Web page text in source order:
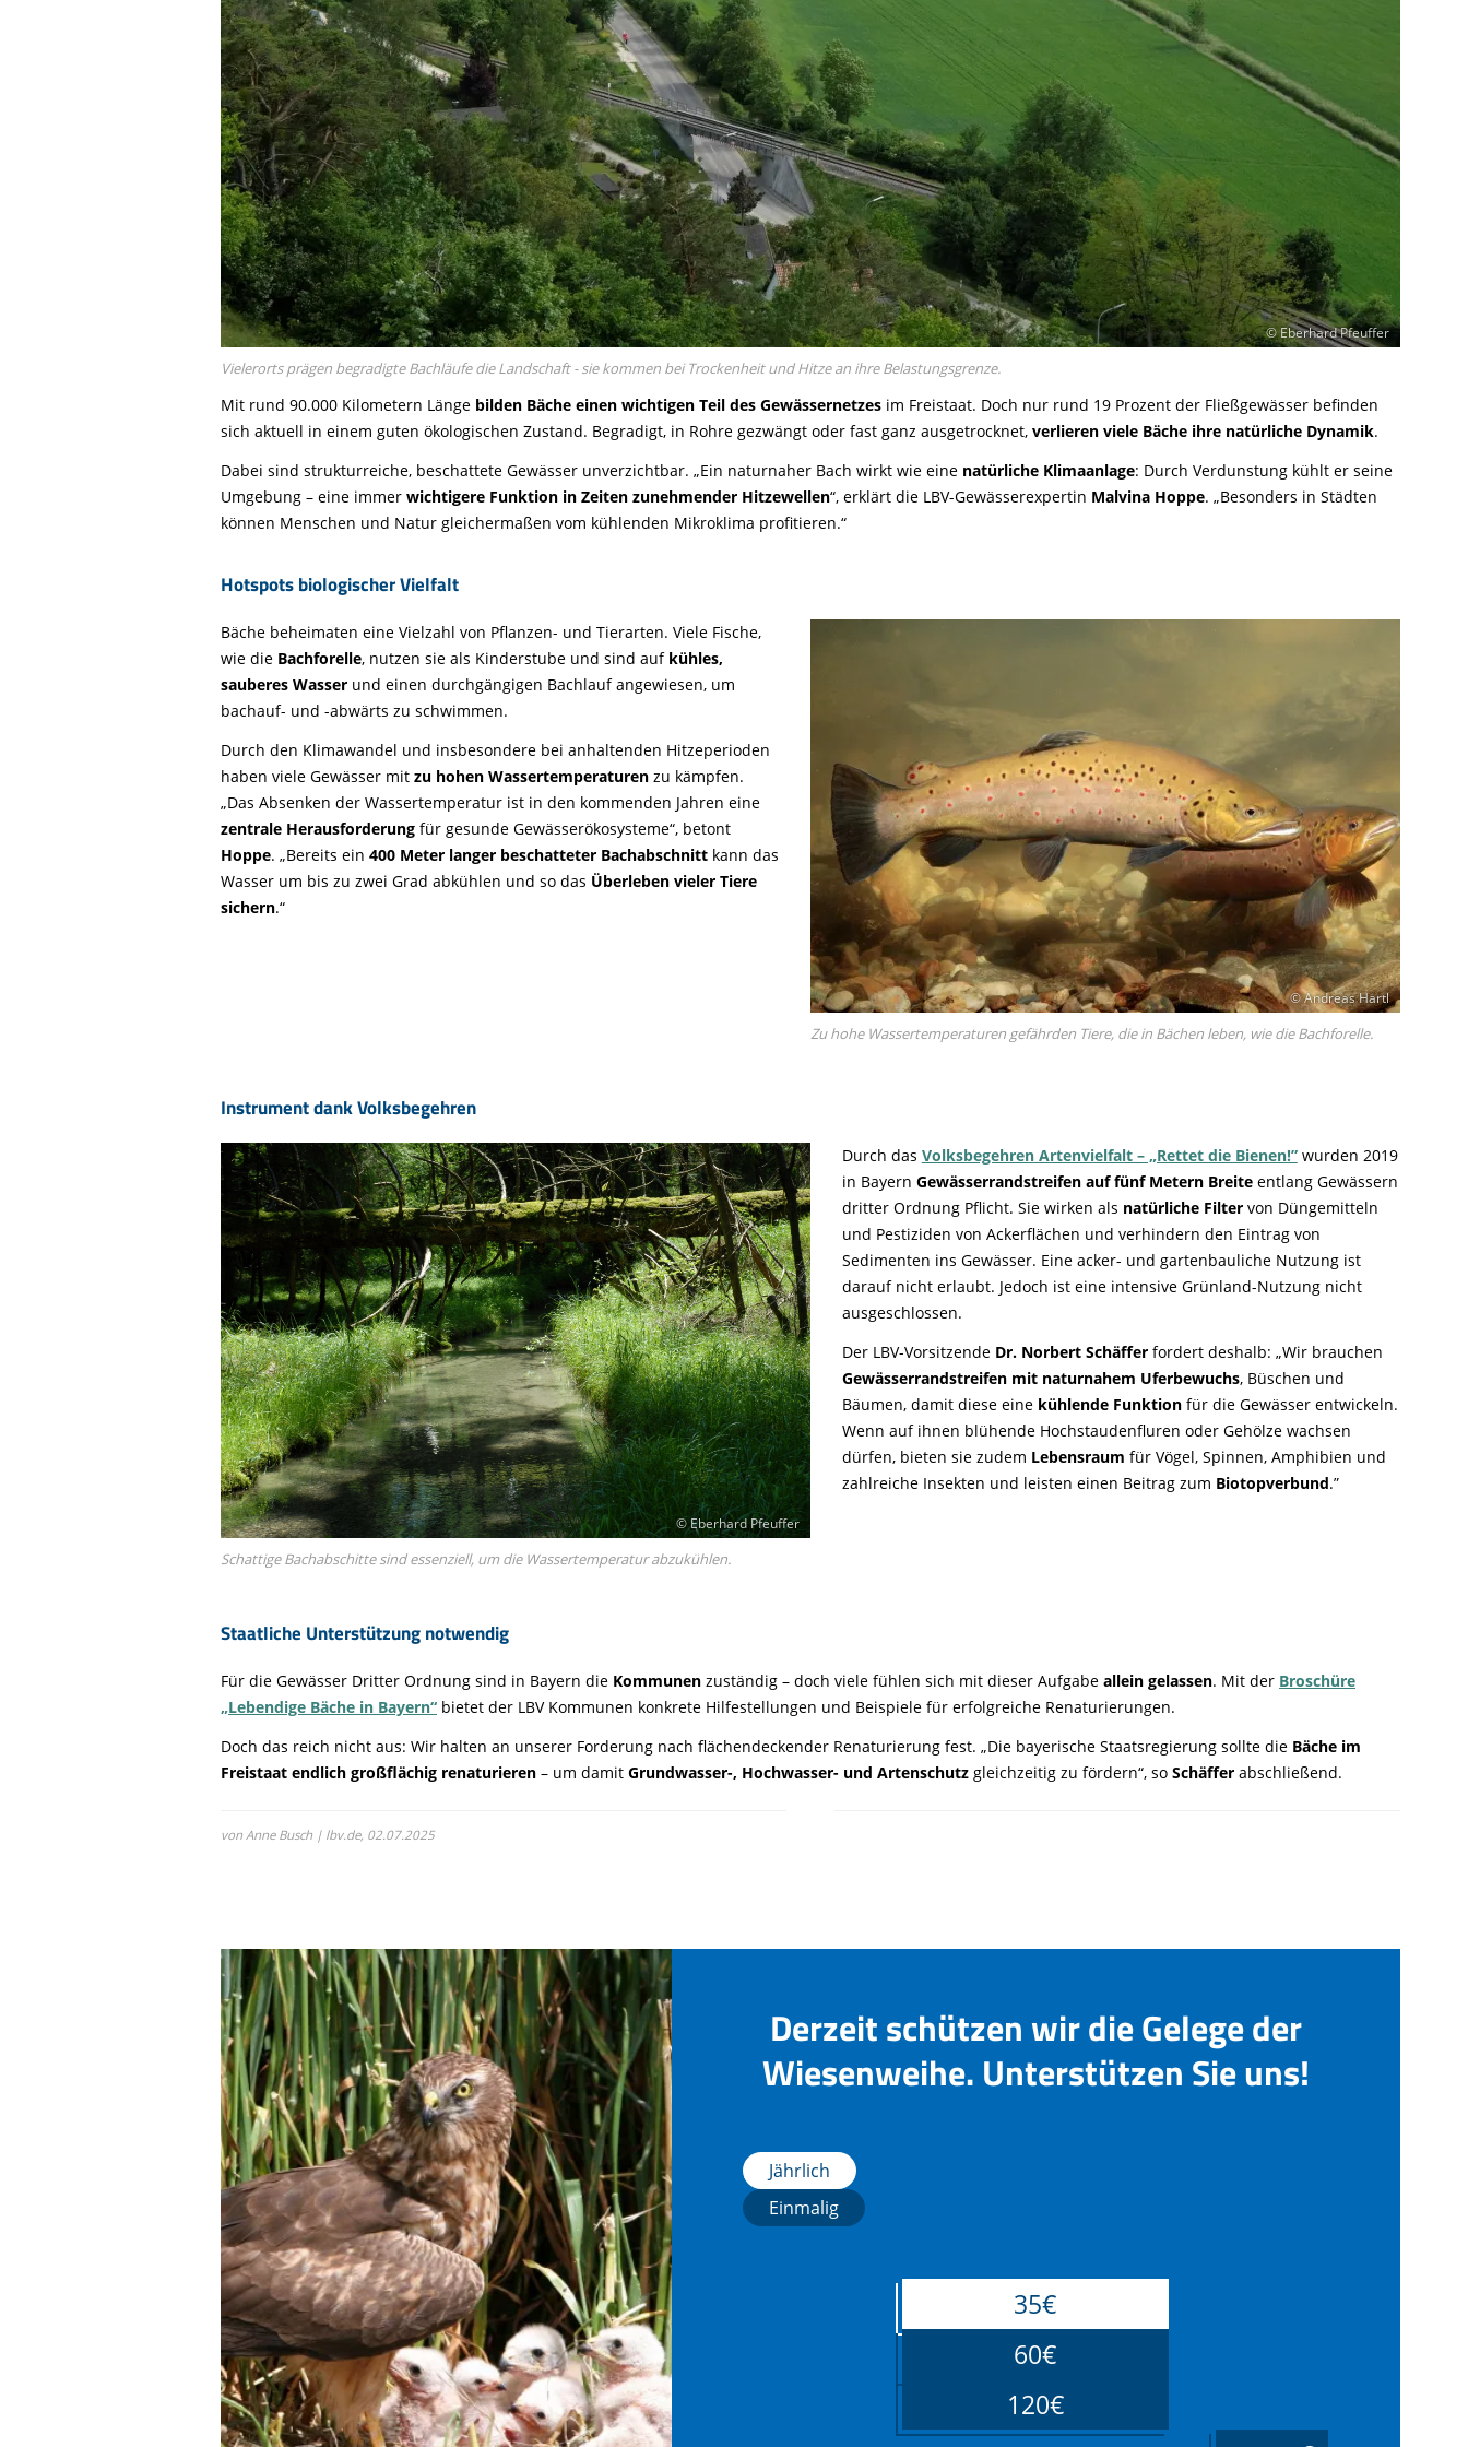
© Eberhard Pfeuffer
Vielerorts prägen begradigte Bachläufe die Landschaft - sie kommen bei Trockenheit und Hitze an ihre Belastungsgrenze.
Mit rund 90.000 Kilometern Länge bilden Bäche einen wichtigen Teil des Gewässernetzes im Freistaat. Doch nur rund 19 Prozent der Fließgewässer befinden
sich aktuell in einem guten ökologischen Zustand. Begradigt, in Rohre gezwängt oder fast ganz ausgetrocknet, verlieren viele Bäche ihre natürliche Dynamik.
Dabei sind strukturreiche, beschattete Gewässer unverzichtbar. „Ein naturnaher Bach wirkt wie eine natürliche Klimaanlage: Durch Verdunstung kühlt er seine
Umgebung – eine immer wichtigere Funktion in Zeiten zunehmender Hitzewellen“, erklärt die LBV-Gewässerexpertin Malvina Hoppe. „Besonders in Städten
können Menschen und Natur gleichermaßen vom kühlenden Mikroklima profitieren.“
Hotspots biologischer Vielfalt
© Andreas Hartl
Zu hohe Wassertemperaturen gefährden Tiere, die in Bächen leben, wie die Bachforelle.
Bäche beheimaten eine Vielzahl von Pflanzen- und Tierarten. Viele Fische,
wie die Bachforelle, nutzen sie als Kinderstube und sind auf kühles,
sauberes Wasser und einen durchgängigen Bachlauf angewiesen, um
bachauf- und -abwärts zu schwimmen.
Durch den Klimawandel und insbesondere bei anhaltenden Hitzeperioden
haben viele Gewässer mit zu hohen Wassertemperaturen zu kämpfen.
„Das Absenken der Wassertemperatur ist in den kommenden Jahren eine
zentrale Herausforderung für gesunde Gewässerökosysteme“, betont
Hoppe. „Bereits ein 400 Meter langer beschatteter Bachabschnitt kann das
Wasser um bis zu zwei Grad abkühlen und so das Überleben vieler Tiere
sichern.“
Instrument dank Volksbegehren
© Eberhard Pfeuffer
Schattige Bachabschitte sind essenziell, um die Wassertemperatur abzukühlen.
Durch das Volksbegehren Artenvielfalt – „Rettet die Bienen!”wurden 2019
in Bayern Gewässerrandstreifen auf fünf Metern Breiteentlang Gewässern
dritter Ordnung Pflicht. Sie wirken als natürliche Filtervon Düngemitteln
und Pestiziden von Ackerflächen und verhindern den Eintrag von
Sedimenten ins Gewässer. Eine acker- und gartenbauliche Nutzung ist
darauf nicht erlaubt. Jedoch ist eine intensive Grünland-Nutzung nicht
ausgeschlossen.
Der LBV-Vorsitzende Dr. Norbert Schäfferfordert deshalb: „Wir brauchen
Gewässerrandstreifen mit naturnahem Uferbewuchs, Büschen und
Bäumen, damit diese eine kühlende Funktionfür die Gewässer entwickeln.
Wenn auf ihnen blühende Hochstaudenfluren oder Gehölze wachsen
dürfen, bieten sie zudem Lebensraum für Vögel, Spinnen, Amphibien und
zahlreiche Insekten und leisten einen Beitrag zum Biotopverbund.”
Staatliche Unterstützung notwendig
Für die Gewässer Dritter Ordnung sind in Bayern die Kommunen zuständig – doch viele fühlen sich mit dieser Aufgabe allein gelassen. Mit der Broschüre
„Lebendige Bäche in Bayern“ bietet der LBV Kommunen konkrete Hilfestellungen und Beispiele für erfolgreiche Renaturierungen.
Doch das reich nicht aus: Wir halten an unserer Forderung nach flächendeckender Renaturierung fest. „Die bayerische Staatsregierung sollte die Bäche im
Freistaat endlich großflächig renaturieren – um damit Grundwasser-, Hochwasser- und Artenschutz gleichzeitig zu fördern“, so Schäffer abschließend.
von Anne Busch | lbv.de, 02.07.2025
Derzeit schützen wir die Gelege der
Wiesenweihe. Unterstützen Sie uns!
Jährlich
Einmalig
35€
60€
120€